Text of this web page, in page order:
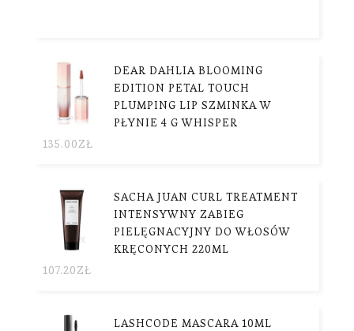
DEAR DAHLIA BLOOMING
EDITION PETAL TOUCH
PLUMPING LIP SZMINKA W
PŁYNIE 4 G WHISPER
135.00ZŁ
SACHA JUAN CURL TREATMENT
INTENSYWNY ZABIEG
PIELĘGNACYJNY DO WŁOSÓW
KRĘCONYCH 220ML
107.20ZŁ
LASHCODE MASCARA 10ML